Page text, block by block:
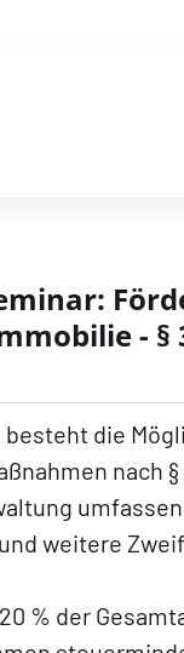
- §
die
nach
weitere
% der